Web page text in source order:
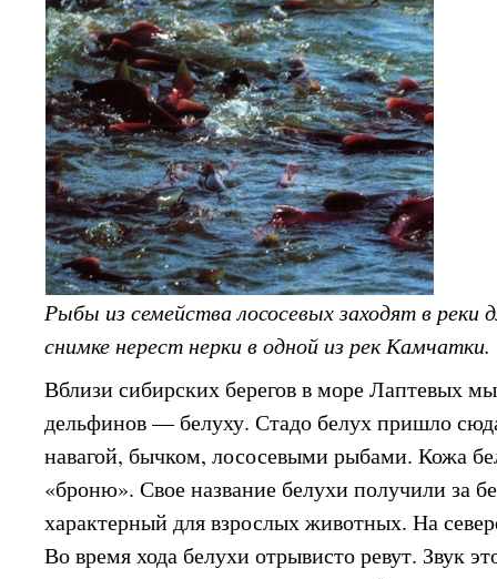
Рыбы из семейства лососевых заходят в реки
снимке нерест нерки в одной из рек Камчатки.
Вблизи сибирских берегов в море Лаптевых
дельфинов — белуху. Стадо белух пришло
навагой, бычком, лососевыми рыбами. Кожа
«броню». Свое название белухи получили за
характерный для взрослых животных. На
Во время хода белухи отрывисто ревут. Звук